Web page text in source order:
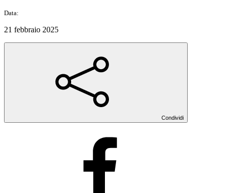
Data:
21 febbraio 2025
Condividi